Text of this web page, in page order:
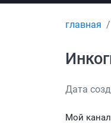
главная
Дата
Мой